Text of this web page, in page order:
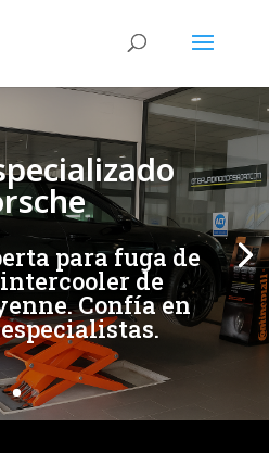
para fuga de
de
Confía en